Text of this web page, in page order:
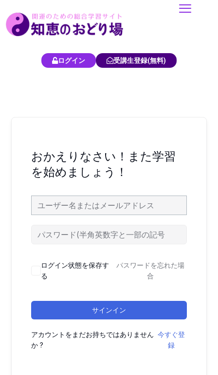
容
ログイン 受講生登録(無料)
おかえりなさい！また学習
を始めましょう！
ログイン状態を保存す
る
パスワードを忘れた場
合
サインイン
アカウントをまだお持ちではありません
か ?
今すぐ登
録